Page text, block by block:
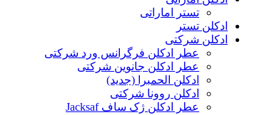
تستر اماراتی
ادکلن تستر
ادکلن شرکتی
عطر ادکلن فرگرانس ورد شرکتی
عطر ادکلن جانوین شرکتی
ادکلن الحمبرا (جدید)
ادکلن روونا شرکتی
عطر ادکلن ژک‌ ساف Jacksaf